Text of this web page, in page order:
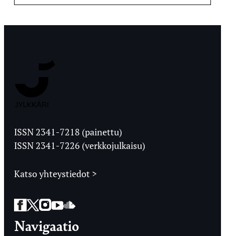
Ylioppilaslehti
ISSN 2341-7218 (painettu)
ISSN 2341-7226 (verkkojulkaisu)
Katso yhteystiedot >
Facebook
Twitter
Instagram
YouTube
SoundCloud
Navigaatio